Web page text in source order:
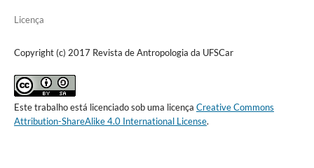
Licença
Copyright (c) 2017 Revista de Antropologia da UFSCar
Este trabalho está licenciado sob uma licença Creative Commons
Attribution-ShareAlike 4.0 International License.